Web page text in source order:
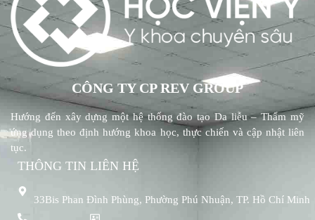
CÔNG TY CP REV GROUP
Hướng đến xây dựng một hệ thống đào tạo Da liễu – Thẩm mỹ
ứng dụng theo định hướng khoa học, thực chiến và cập nhật liên
tục.
THÔNG TIN LIÊN HỆ
33Bis Phan Đình Phùng, Phường Phú Nhuận, TP. Hồ Chí Minh